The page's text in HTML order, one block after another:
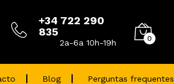
+34 722 290
835
2a-6a 10h-19h 0
Blog Perguntas frequentes